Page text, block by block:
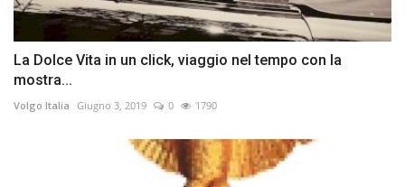
La Dolce Vita in un click, viaggio nel tempo con la
mostra...
Volgo Italia Giugno 3, 2019 0 1790